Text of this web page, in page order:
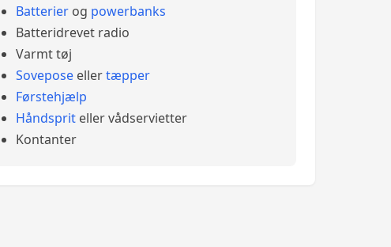
Batterier og powerbanks
Batteridrevet radio
Varmt tøj
Sovepose ellertæpper
Førstehjælp
Håndsprit eller vådservietter
Kontanter